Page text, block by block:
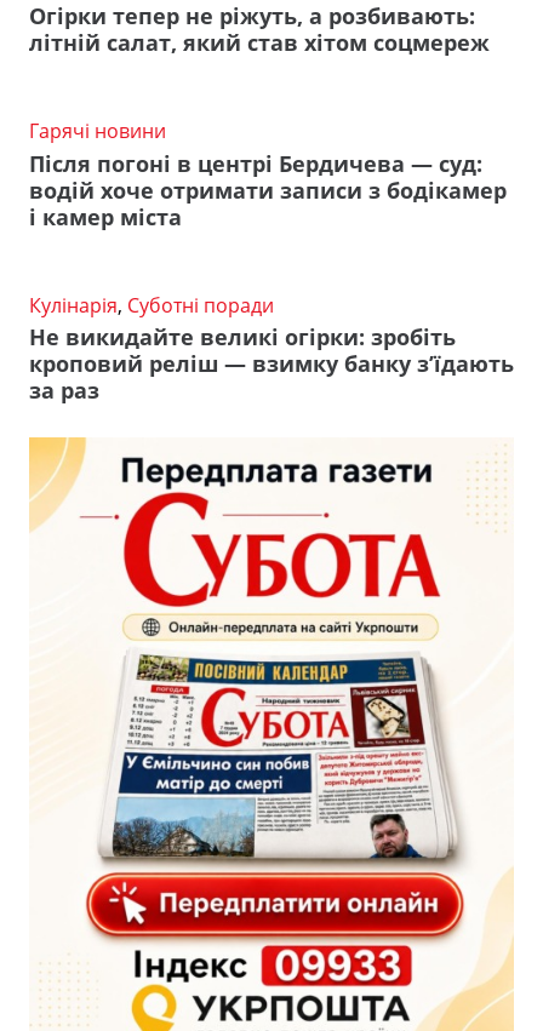
Огірки тепер не ріжуть, а розбивають:
літній салат, який став хітом соцмереж
Гарячі новини
Після погоні в центрі Бердичева — суд:
водій хоче отримати записи з бодікамер
і камер міста
Кулінарія, Суботні поради
Не викидайте великі огірки: зробіть
кроповий реліш — взимку банку з’їдають
за раз